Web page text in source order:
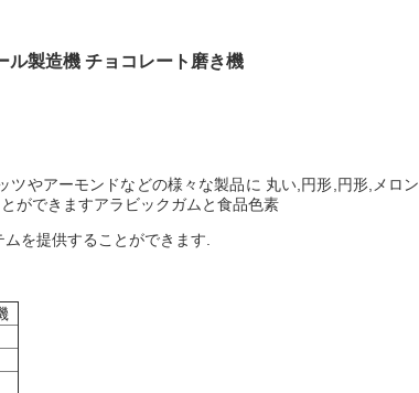
ル製造機 チョコレート磨き機
ツやアーモンドなどの様々な製品に 丸い,円形,円形,メロ
ができますアラビックガムと食品色素
を提供することができます.